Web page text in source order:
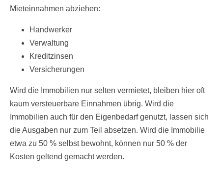
Mieteinnahmen abziehen:
Handwerker
Verwaltung
Kreditzinsen
Versicherungen
Wird die Immobilien nur selten vermietet, bleiben hier oft
kaum versteuerbare Einnahmen übrig. Wird die
Immobilien auch für den Eigenbedarf genutzt, lassen sich
die Ausgaben nur zum Teil absetzen. Wird die Immobilie
etwa zu 50 % selbst bewohnt, können nur 50 % der
Kosten geltend gemacht werden.